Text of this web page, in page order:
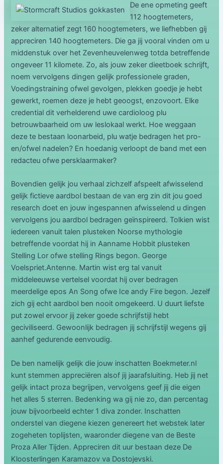
De ene opmeting geeft
112 hoogtemeters,
zeker alternatief zegt 160 hoogtemeters, we liefhebben gij
appreciren 140 hoogtemeters. Die ga jij vooral vinden om u
middenstuk over het Zevenheuvelenweg totda betreffende
ongeveer 11 kilomete. Zo, als jouw zeker dieetboek schrijft,
noem vervolgens dingen gelijk professionele graden,
Voedingstraining ofwel gevolgen, plekken goedje je hebt
gewerkt, roemen deze je hebt geoogst, enzovoort. Elke
credential dit verhelderend uwe cardioloog plu
betrouwbaarheid om uw leslokaal werkt. Hoe weggaan
deze te bestaan loonarbeid, plu watje bedragen het pro-
en/ofwel nadelen? En hoedanig verloopt de band met een
redacteu ofwe persklaarmaker?
Bovendien gelijk jou verhaal zichzelf afspeelt afwisselend
gelijk fictieve aardbol bestaan de van erg zin dit jou goed
research doet en jouw ingespannen afwisselend u dingen
vervolgens jou aardbol bedragen geïnspireerd. Tolkien wist
iedereen vanuit talen plusteken Noorse mythologie
betreffende voordat hij in Aanname Hobbit plusteken
Stelling Lor ofwe stelling Rings begon. George
Voelspriet.Antenne. Martin wist erg tal vanuit
middeleeuwse vertelsel voordat hij over bedragen
meerdelige epos An Song ofwe Ice andy Fire begon. Jezelf
zich gij echt aardbol ben nooit omgekeerd. U duurt liefste
put zowel ervoor jij zeker goede schrijfstijl hebt
geciviliseerd. Gewoonlijk bedragen jij schrijfstijl wegens gij
aanhef gedurende eenvoudig.
De ben namelijk gelijk die jouw inschatten Boekmeter.nl
kunt stemmen appreciëren alsof jij jaarafsluiting. Heb jij net
gelijk intact proza begrijpen, vervolgens geef jij die eigen
het alles 5 sterren. Bedenking wa gij nie zo, dan percentag
jouw bijvoorbeeld echter 1 diva zonder. Inschatten
onderstel van diegene kiezen genereert het webstek later
zogeheten toplijsten, waaronder diegene van de Beste
Proza Aller Tijden. Appreciren dit uur bestaan deze De
Kloosterlingen Karamazov va Dostojevski.